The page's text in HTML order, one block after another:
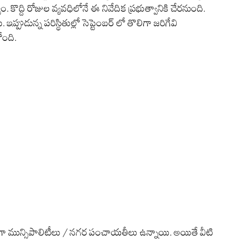
కొద్ది రోజుల వ్యవధిలోనే ఈ నివేదిక ప్రభుత్వానికి చేరనుంది.
పరిస్థితుల్లో సెప్టెంబర్ లో తొలిగా జరిగేవి
పైగా మున్సిపాలిటీలు / నగర పంచాయతీలు ఉన్నాయి. అయితే వీటి